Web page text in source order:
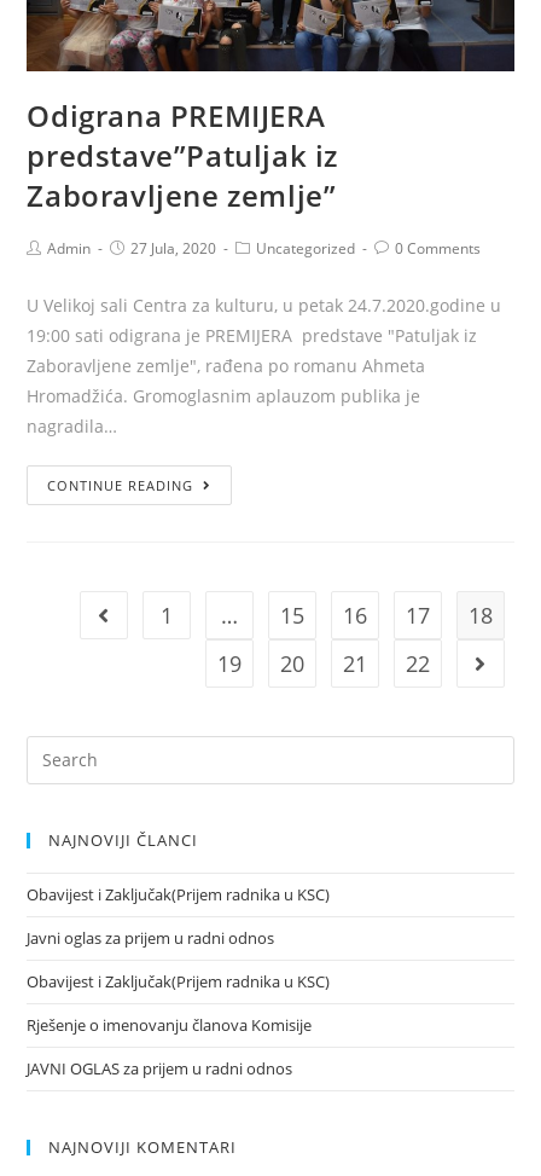
Odigrana PREMIJERA
predstave”Patuljak iz
Zaboravljene zemlje”
Admin 27 Jula, 2020 Uncategorized 0 Comments
U Velikoj sali Centra za kulturu, u petak 24.7.2020.godine u
19:00 sati odigrana je PREMIJERA predstave "Patuljak iz
Zaboravljene zemlje", rađena po romanu Ahmeta
Hromadžića. Gromoglasnim aplauzom publika je
nagradila…
CONTINUE READING
1 … 15 16 17
18
19
20 21 22
NAJNOVIJI ČLANCI
Obavijest i Zaključak(Prijem radnika u KSC)
Javni oglas za prijem u radni odnos
Obavijest i Zaključak(Prijem radnika u KSC)
Rješenje o imenovanju članova Komisije
JAVNI OGLAS za prijem u radni odnos
NAJNOVIJI KOMENTARI